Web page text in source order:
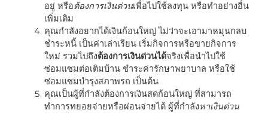
อยู่ หรือต้องการเงินด่วนเพื่อไปใช้ลงทุน หรือทำอย่างอื่น
เพิ่มเติม
คุณกำลังอยากได้เงินก้อนใหญ่ ไม่ว่าจะเอามาหมุนกลบ
ชำระหนี้ เป็นค่าเล่าเรียน เริ่มกิจการหรือขายกิจการ
ใหม่ รวมไปถึงต้องการเงินด่วนได้จริงเพื่อนำไปใช้
ซ่อมแซมต่อเติมบ้าน ชำระค่ารักษาพยาบาล หรือใช้
ซ่อมแซมบำรุงสภาพรถ เป็นต้น
คุณเป็นผู้ที่กำลังต้องการเงินสดก้อนใหญ่ ที่สามารถ
ทำการทยอยจ่ายหรือผ่อนจ่ายได้ ผู้ที่กำลังหาเงินด่วน